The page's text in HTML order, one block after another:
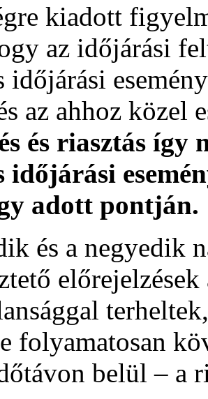
kiadott
az időjárási
időjárási
az ahhoz közel
és riasztás
időjárási
adott pontján.
és a negyedik
folyamatosan
belül – a